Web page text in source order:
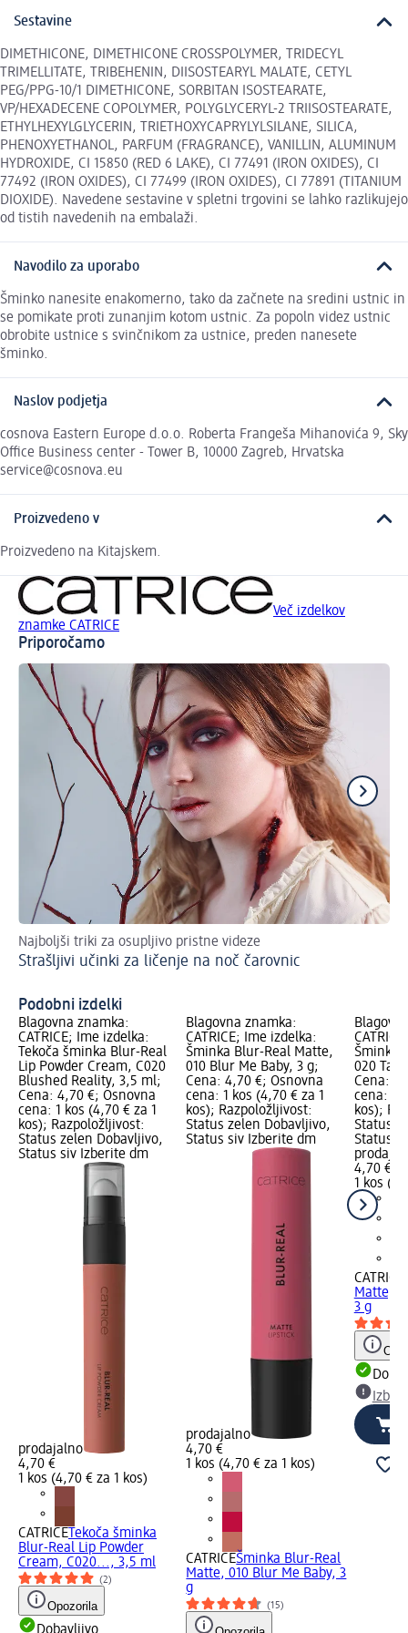
Sestavine
DIMETHICONE, DIMETHICONE CROSSPOLYMER, TRIDECYL
TRIMELLITATE, TRIBEHENIN, DIISOSTEARYL MALATE, CETYL
PEG/PPG-10/1 DIMETHICONE, SORBITAN ISOSTEARATE,
VP/HEXADECENE COPOLYMER, POLYGLYCERYL-2 TRIISOSTEARATE,
ETHYLHEXYLGLYCERIN, TRIETHOXYCAPRYLYLSILANE, SILICA,
PHENOXYETHANOL, PARFUM (FRAGRANCE), VANILLIN, ALUMINUM
HYDROXIDE, CI 15850 (RED 6 LAKE), CI 77491 (IRON OXIDES), CI
77492 (IRON OXIDES), CI 77499 (IRON OXIDES), CI 77891 (TITANIUM
DIOXIDE). Navedene sestavine v spletni trgovini se lahko razlikujejo
od tistih navedenih na embalaži.
Navodilo za uporabo
Šminko nanesite enakomerno, tako da začnete na sredini ustnic in
se pomikate proti zunanjim kotom ustnic. Za popoln videz ustnic
obrobite ustnice s svinčnikom za ustnice, preden nanesete
šminko.
Naslov podjetja
cosnova Eastern Europe d.o.o. Roberta Frangeša Mihanovića 9, Sky
Office Business center - Tower B, 10000 Zagreb, Hrvatska
service@cosnova.eu
Proizvedeno v
Proizvedeno na Kitajskem.
Več izdelkov
znamke CATRICE
Priporočamo
Najboljši triki za osupljivo pristne videze
Strašljivi učinki za ličenje na noč čarovnic
Podobni izdelki
Blagovna znamka:
CATRICE; Ime izdelka:
Tekoča šminka Blur-Real
Lip Powder Cream, C020
Blushed Reality, 3,5 ml;
Cena: 4,70 €; Osnovna
cena: 1 kos (4,70 € za 1
kos); Razpoložljivost:
Status zelen Dobavljivo,
Status siv Izberite dm
prodajalno
4,70 €
1 kos (4,70 € za 1 kos)
CATRICETekoča šminka
Blur-Real Lip Powder
Cream, C020..., 3,5 ml
(2)
Opozorila
Blagovna znamka:
CATRICE; Ime izdelka:
Šminka Blur-Real Matte,
010 Blur Me Baby, 3 g;
Cena: 4,70 €; Osnovna
cena: 1 kos (4,70 € za 1
kos); Razpoložljivost:
Status zelen Dobavljivo,
Status siv Izberite dm
prodajalno
4,70 €
1 kos (4,70 € za 1 kos)
CATRICEŠminka Blur-Real
Matte, 010 Blur Me Baby, 3
g
(15)
Šminka
020
Cena:
cena: 1
kos);
Status
Status
4,70 €
1 kos
CATRICE
Matte,
3 g